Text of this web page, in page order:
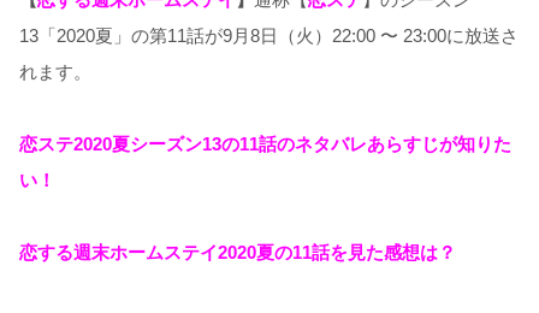
13「2020夏」の第11話が9月8日（火） 22:00 〜 23:00に放送さ
れます。
恋ステ2020夏シーズン13の11話のネタバレあらすじが知りた
い！
恋する週末ホームステイ2020夏の11話を見た感想は？